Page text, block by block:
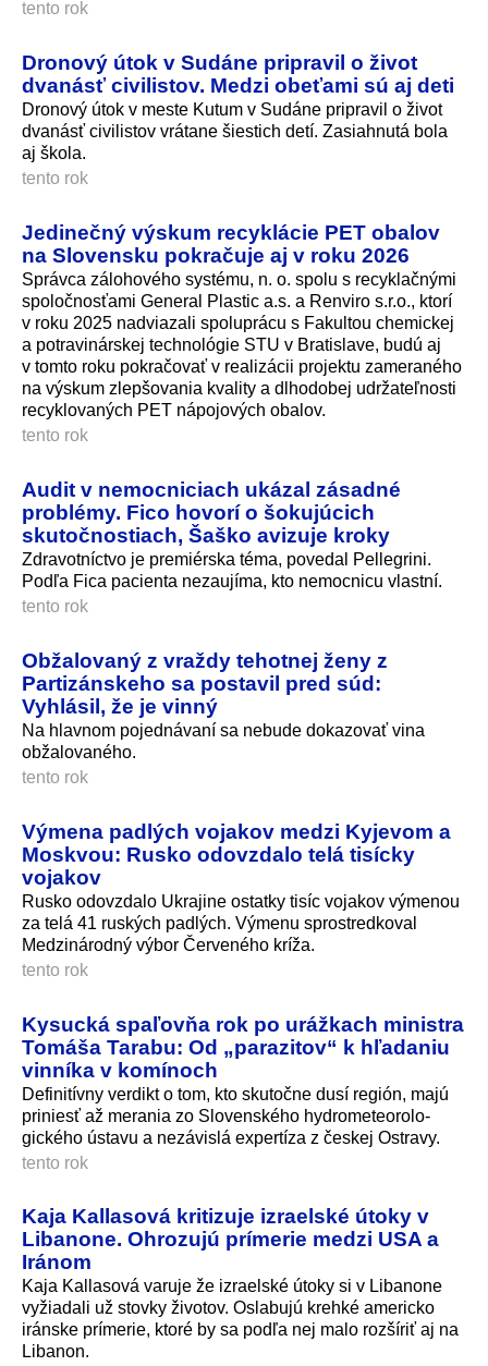
tento rok
Dronový útok v Sudáne pripravil o život
dvanásť civilistov. Medzi obeťami sú aj deti
Dronový útok v meste Kutum v Sudáne pripravil o život
dvanásť civilistov vrátane šiestich detí. Zasiahnutá bola
aj škola.
tento rok
Jedinečný výskum recyklácie PET obalov
na Slovensku pokračuje aj v roku 2026
Správca zálohového systému, n. o. spolu s recyklačnými
spoločnosťami General Plastic a.s. a Renviro s.r.o., ktorí
v roku 2025 nadviazali spoluprácu s Fakultou chemickej
a potravinárskej technológie STU v Bratislave, budú aj
v tomto roku pokračovať v realizácii projektu zameraného
na výskum zlepšovania kvality a dlhodobej udržateľnosti
recyklovaných PET nápojových obalov.
tento rok
Audit v nemocniciach ukázal zásadné
problémy. Fico hovorí o šokujúcich
skutočnostiach, Šaško avizuje kroky
Zdravotníctvo je premiérska téma, povedal Pellegrini.
Podľa Fica pacienta nezaujíma, kto nemocnicu vlastní.
tento rok
Obžalovaný z vraždy tehotnej ženy z
Partizánskeho sa postavil pred súd:
Vyhlásil, že je vinný
Na hlavnom pojednávaní sa nebude dokazovať vina
obžalovaného.
tento rok
Výmena padlých vojakov medzi Kyjevom a
Moskvou: Rusko odovzdalo telá tisícky
vojakov
Rusko odovzdalo Ukrajine ostatky tisíc vojakov výmenou
za telá 41 ruských padlých. Výmenu sprostredkoval
Medzinárodný výbor Červeného kríža.
tento rok
Kysucká spaľovňa rok po urážkach ministra
Tomáša Tarabu: Od „parazitov“ k hľadaniu
vinníka v komínoch
Definitívny verdikt o tom, kto skutočne dusí región, majú
priniesť až merania zo Slovenského hydrometeorolo­
gického ústavu a nezávislá expertíza z českej Ostravy.
tento rok
Kaja Kallasová kritizuje izraelské útoky v
Libanone. Ohrozujú prímerie medzi USA a
Iránom
Kaja Kallasová varuje že izraelské útoky si v Libanone
vyžiadali už stovky životov. Oslabujú krehké americko
iránske prímerie, ktoré by sa podľa nej malo rozšíriť aj na
Libanon.